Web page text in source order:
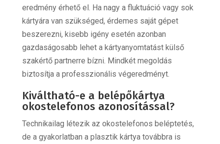
eredmény érhető el. Ha nagy a fluktuáció vagy sok
kártyára van szükséged, érdemes saját gépet
beszerezni, kisebb igény esetén azonban
gazdaságosabb lehet a kártyanyomtatást külső
szakértő partnerre bízni. Mindkét megoldás
biztosítja a professzionális végeredményt.
Kiváltható-e a belépőkártya
okostelefonos azonosítással?
Technikailag létezik az okostelefonos beléptetés,
de a gyakorlatban a plasztik kártya továbbra is